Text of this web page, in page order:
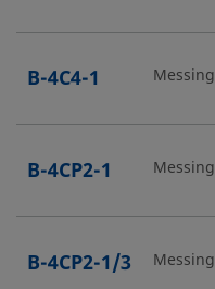
B-4C4-1 Messing
B-4CP2-1 Messing
B-4CP2-1/3 Messing